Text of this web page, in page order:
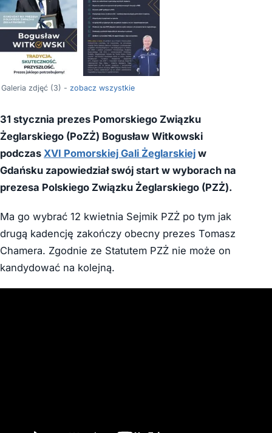
Galeria zdjęć (3) - zobacz wszystkie
31 stycznia prezes Pomorskiego Związku
Żeglarskiego (PoZŻ) Bogusław Witkowski
podczas XVI Pomorskiej Gali Żeglarskiej w
Gdańsku zapowiedział swój start w wyborach na
prezesa Polskiego Związku Żeglarskiego (PZŻ).
Ma go wybrać 12 kwietnia Sejmik PZŻ po tym jak
drugą kadencję zakończy obecny prezes Tomasz
Chamera. Zgodnie ze Statutem PZŻ nie może on
kandydować na kolejną.